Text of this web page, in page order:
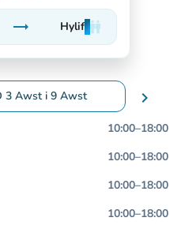
trending_flat
Sefydlog
Hylifman
man
man
3 Awst i 9 Awst
i newid dyddiadau chevron_right
10:00–18:00
10:00–18:00
10:00–18:00
10:00–18:00